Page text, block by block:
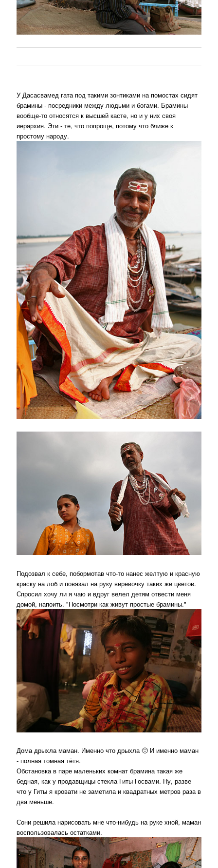
У Дасасвамед гата под такими зонтиками на помостах сидят
брамины - посредники между людьми и богами. Брамины
вообще-то относятся к высшей касте, но и у них своя
иерархия. Эти - те, что попроще, потому что ближе к
простому народу.
Подозвал к себе, побормотав что-то нанес желтую и красную
краску на лоб и повязал на руку веревочку таких же цветов.
Спросил хочу ли я чаю и вдруг велел детям отвести меня
домой, напоить. "Посмотри как живут простые брамины."
Дома дрыхла маман. Именно что дрыхла 🙂 И именно маман
- полная томная тётя.
Обстановка в паре маленьких комнат брамина такая же
бедная, как у продавщицы стекла Гиты Госвами. Ну, разве
что у Гиты я кровати не заметила и квадратных метров раза в
два меньше.
Сони решила нарисовать мне что-нибудь на руке хной, маман
воспользовалась остатками.